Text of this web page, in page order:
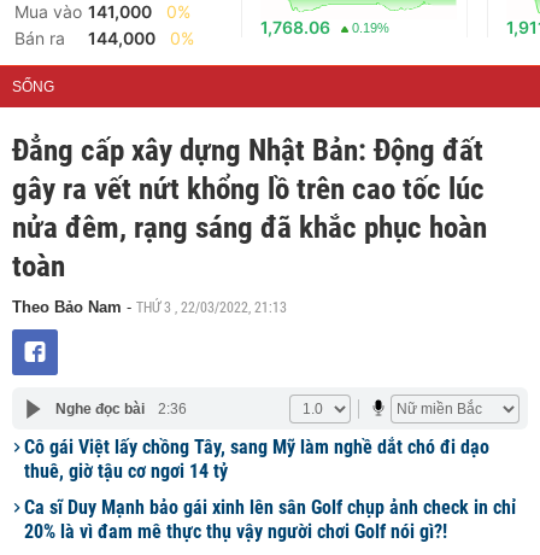
Mua vào 141,000
0%
Bán ra
144,000 0%
1,768.06 0.19%
SỐNG
Đẳng cấp xây dựng Nhật Bản: Động đất
gây ra vết nứt khổng lồ trên cao tốc lúc
nửa đêm, rạng sáng đã khắc phục hoàn
toàn
Theo Bảo Nam - THỨ 3 , 22/03/2022, 21:13
Nghe đọc bài 2:36
Cô gái Việt lấy chồng Tây, sang Mỹ làm nghề dắt chó đi dạo
thuê, giờ tậu cơ ngơi 14 tỷ
Ca sĩ Duy Mạnh bảo gái xinh lên sân Golf chụp ảnh check in chỉ
20% là vì đam mê thực thụ vậy người chơi Golf nói gì?!